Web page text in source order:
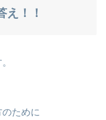
え！！
ために